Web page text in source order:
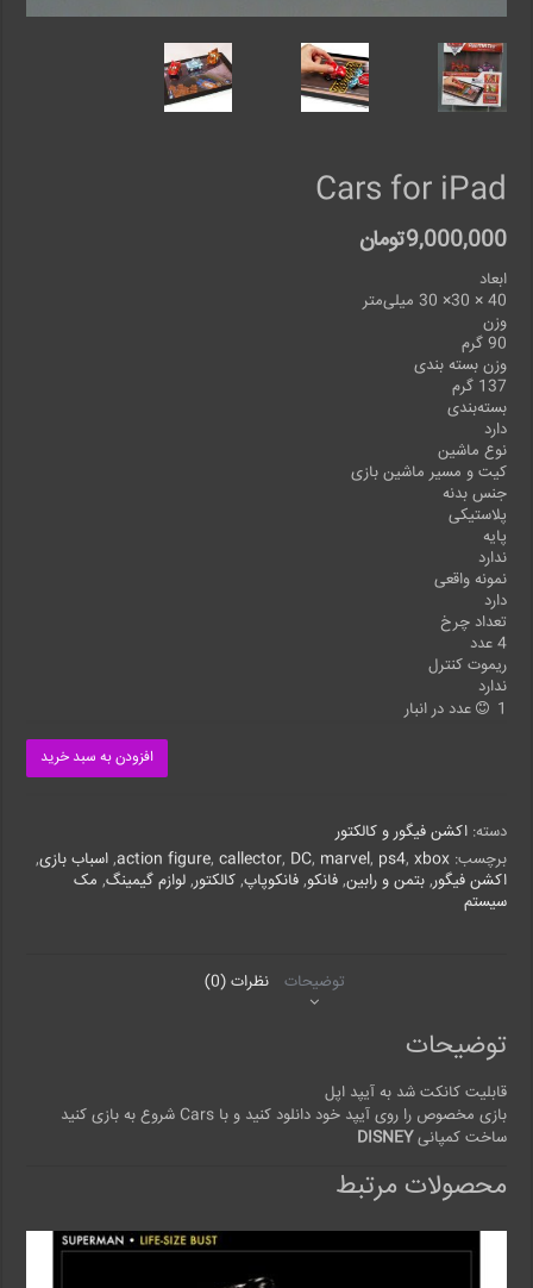
Cars for iPad
9,000,000تومان
ابعاد
40 × 30× 30 میلی‌متر
وزن
90 گرم
وزن بسته بندی
137 گرم
بسته‌بندی
دارد
نوع ماشین
کیت و مسیر ماشین بازی
جنس بدنه
پلاستیکی
پایه
ندارد
نمونه واقعی
دارد
تعداد چرخ
4 عدد
ریموت کنترل
ندارد
1 عدد در انبار
افزودن به سبد خرید
دسته:اکشن فیگور و کالکتور
برچسب:
action figure, callector, DC, marvel, ps4, xbox
,اسباب بازی,
اکشن فیگور,بتمن و رابین,فانکو,فانکوپاپ,کالکتور,لوازم گیمینگ, مک
سیستم
توضیحات نظرات (0)
توضیحات
قابلیت کانکت شد به آیپد اپل
بازی مخصوص را روی آیپد خود دانلود کنید و با Cars شروع به بازی کنید
ساخت کمپانیDISNEY
محصولات مرتبط